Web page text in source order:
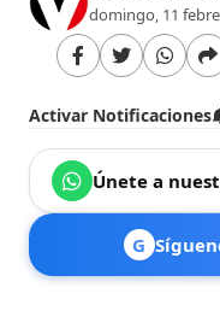
domingo, 11
Activar Notificaciones
Únete a
G